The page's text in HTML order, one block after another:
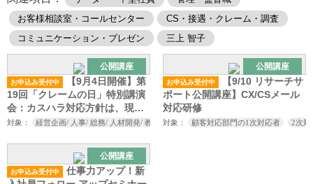
お客様相談室・コールセンター
CS・接遇・クレーム・調査
コミュニケーション・プレゼン
三上 智子
公開講座
お申込み受付中
【9月4日開催】第
19回「クレームの日」特別講演
会：カスハラ対応方針は、現場
まで落とし込めていますか？
対象： 経営企画/ 人事/ 総務/ 人材開発/ 教育研修担当者/ お客様相談室/ コールセンター/
公開講座
お申込み受付中
【9/10 リサーチサ
ポート公開講座】CX/CSメール
対応研修
対象： 顧客対応部門の1次対応者 2次
公開講座
お申込み受付中
仕事力アップ！新